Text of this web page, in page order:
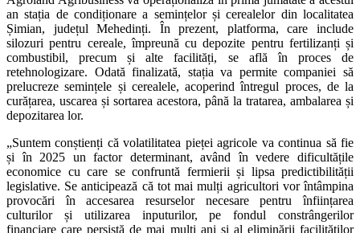
an stația de condiționare a semințelor și cerealelor din localitatea
Șimian, județul Mehedinți. În prezent, platforma, care include
silozuri pentru cereale, împreună cu depozite pentru fertilizanți și
combustibil, precum și alte facilități, se află în proces de
retehnologizare. Odată finalizată, stația va permite companiei să
prelucreze semințele și cerealele, acoperind întregul proces, de la
curățarea, uscarea și sortarea acestora, până la tratarea, ambalarea și
depozitarea lor.
„Suntem conștienți că volatilitatea pieței agricole va continua să fie
și în 2025 un factor determinant, având în vedere dificultățile
economice cu care se confruntă fermierii și lipsa predictibilității
legislative. Se anticipează că tot mai mulți agricultori vor întâmpina
provocări în accesarea resurselor necesare pentru înființarea
culturilor și utilizarea inputurilor, pe fondul constrângerilor
financiare care persistă de mai mulți ani și al eliminării facilităților